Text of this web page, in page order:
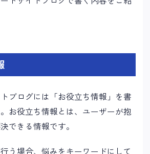
ブログには「お役立ち情報」を書
お役立ち情報とは、ユーザーが抱
できる情報です。
う場合、悩みをキーワードにして